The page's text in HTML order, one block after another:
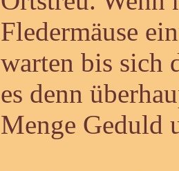
Fledermäuse
warten bis sich
es denn
Menge Geduld